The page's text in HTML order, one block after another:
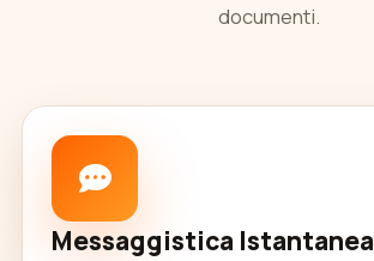
documenti.
Messaggistica Istantanea